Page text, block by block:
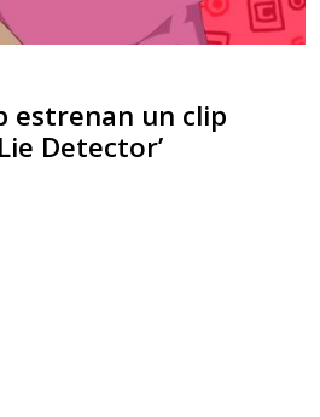
estrenan un clip
Detector’